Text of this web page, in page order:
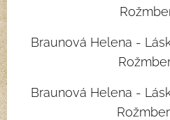
Braunová Helena -
Braunová Helena -